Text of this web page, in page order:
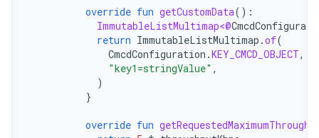
override fun getCustomData():
ImmutableListMultimap<@
return ImmutableListMultimap .of(
CmcdConfiguration .KEY_CMCD_OBJECT,
"key1=stringValue" ,
)
}
override fun